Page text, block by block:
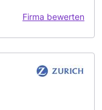
Firma bewerten